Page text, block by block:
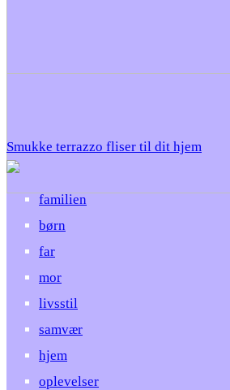
Smukke terrazzo fliser til dit hjem
familien
børn
far
mor
livsstil
samvær
hjem
oplevelser